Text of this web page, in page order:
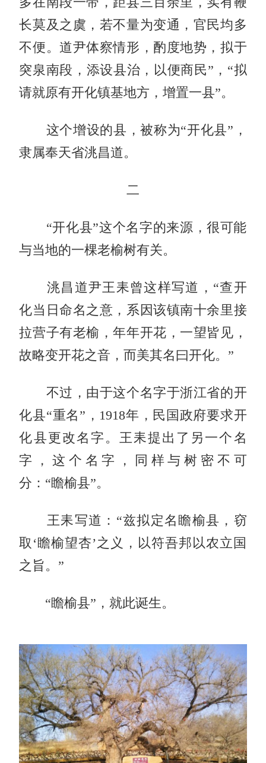
长莫及之虞，若不量为变通，官民均多
不便。道尹体察情形，酌度地势，拟于
突泉南段，添设县治，以便商民”，“拟
请就原有开化镇基地方，增置一县”。
这个增设的县，被称为“开化县”，
隶属奉天省洮昌道。
二
“开化县”这个名字的来源，很可能
与当地的一棵老榆树有关。
洮昌道尹王耒曾这样写道，“查开
化当日命名之意，系因该镇南十余里接
拉营子有老榆，年年开花，一望皆见，
故略变开花之音，而美其名曰开化。”
不过，由于这个名字于浙江省的开
化县“重名”，1918年，民国政府要求开
化县更改名字。王耒提出了另一个名
字，这个名字，同样与树密不可
分：“瞻榆县”。
王耒写道：“兹拟定名瞻榆县，窃
取‘瞻榆望杏’之义，以符吾邦以农立国
之旨。”
“瞻榆县”，就此诞生。